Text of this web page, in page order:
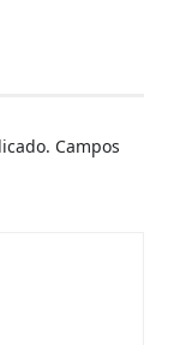
Campos